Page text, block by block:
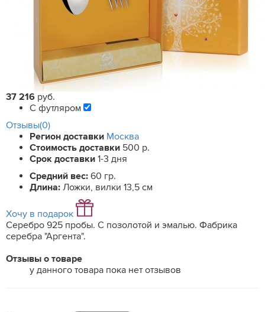
37 216 руб.
С футляром
Отзывы(0)
Регион доставки Москва
Стоимость доставки 500 р.
Срок доставки 1-3 дня
Средний вес: 60 гр.
Длина: Ложки, вилки 13,5 см
Хочу в подарок
Серебро 925 пробы. С позолотой и эмалью. Фабрика
серебра "Аргента".
Отзывы о товаре
у данного товара пока нет отзывов